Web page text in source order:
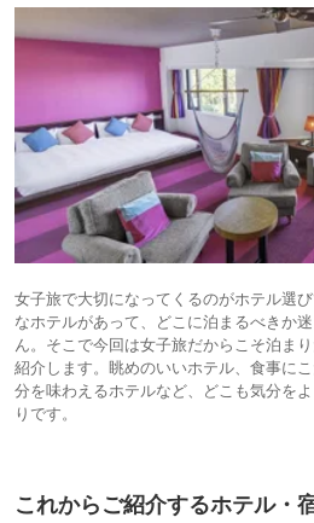
女子旅で大切になってくるのがホテル選
なホテルがあって、どこに泊まるべきか
ん。そこで今回は女子旅だからこそ泊ま
紹介します。眺めのいいホテル、食事に
分を味わえるホテルなど、どこも気分を
りです。
これからご紹介するホテル・